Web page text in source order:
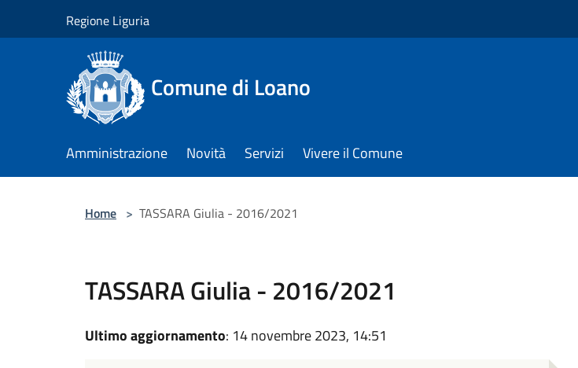
Regione Liguria
Comune di Loano
Amministrazione Novità Servizi Vivere il Comune
Home > TASSARA Giulia - 2016/2021
TASSARA Giulia - 2016/2021
Ultimo aggiornamento: 14 novembre 2023, 14:51